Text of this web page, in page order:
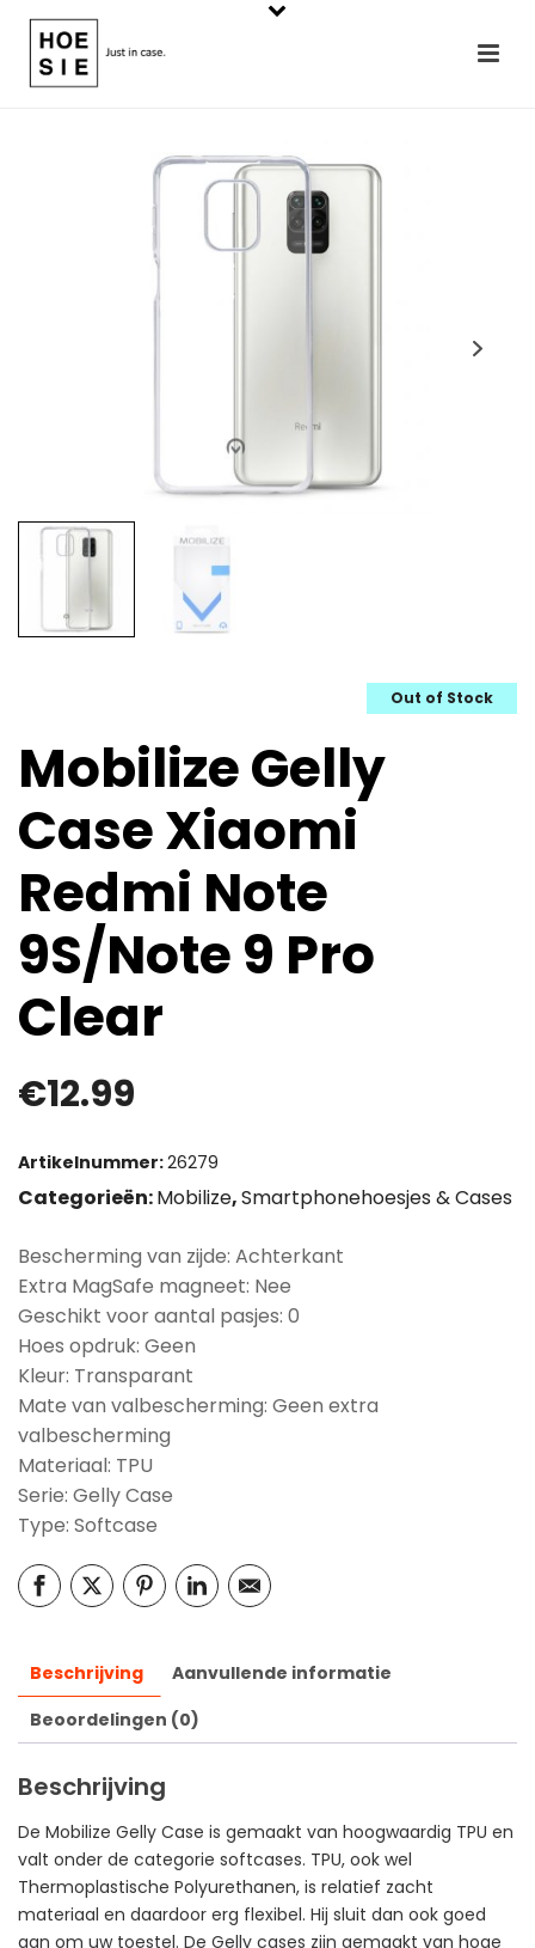
Out of Stock
Mobilize Gelly
Case Xiaomi
Redmi Note
9S/Note 9 Pro
Clear
€12.99
Artikelnummer:26279
Categorieën:Mobilize,Smartphonehoesjes & Cases
Bescherming van zijde: Achterkant
Extra MagSafe magneet: Nee
Geschikt voor aantal pasjes: 0
Hoes opdruk: Geen
Kleur: Transparant
Mate van valbescherming: Geen extra
valbescherming
Materiaal: TPU
Serie: Gelly Case
Type: Softcase
Beschrijving
Aanvullende informatie
Beoordelingen (0)
Beschrijving
De Mobilize Gelly Case is gemaakt van hoogwaardig TPU en
valt onder de categorie softcases. TPU, ook wel
Thermoplastische Polyurethanen, is relatief zacht
materiaal en daardoor erg flexibel. Hij sluit dan ook goed
aan om uw toestel. De Gelly cases zijn gemaakt van hoge